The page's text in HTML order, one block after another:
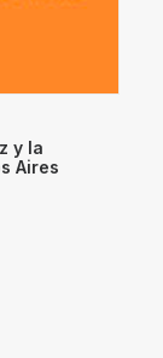
y la
Aires